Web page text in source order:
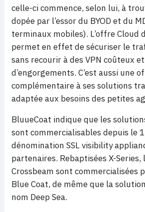
celle-ci commence, selon lui, à
dopée par l’essor du BYOD et du
terminaux mobiles). L’offre Cloud
permet en effet de sécuriser le
sans recourir à des VPN coûteux
d’engorgements. C’est aussi une
complémentaire à ses solutions
adaptée aux besoins des petites
BluueCoat indique que les
sont commercialisables depuis le
dénomination SSL visibility
partenaires. Rebaptisées X-Series,
Crossbeam sont commercialisées
Blue Coat, de même que la
nom Deep Sea.